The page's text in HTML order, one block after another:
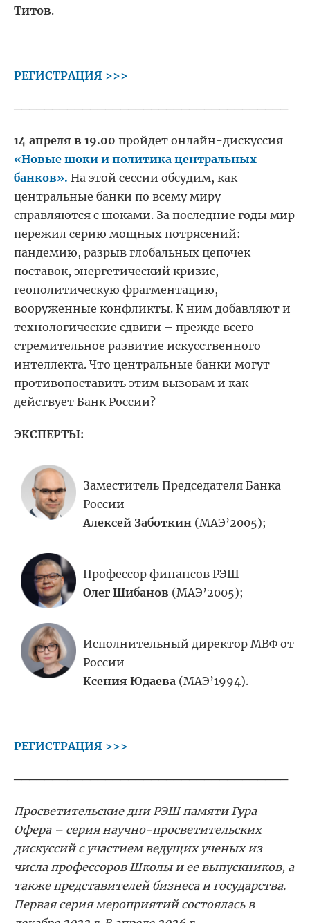
Титов.
РЕГИСТРАЦИЯ >>>
────────────────────────────────────
14 апреля в 19.00 пройдет онлайн-дискуссия
«Новые шоки и политика центральных
банков». На этой сессии обсудим, как
центральные банки по всему миру
справляются с шоками. За последние годы мир
пережил серию мощных потрясений:
пандемию, разрыв глобальных цепочек
поставок, энергетический кризис,
геополитическую фрагментацию,
вооруженные конфликты. К ним добавляют и
технологические сдвиги – прежде всего
стремительное развитие искусственного
интеллекта. Что центральные банки могут
противопоставить этим вызовам и как
действует Банк России?
ЭКСПЕРТЫ:
Заместитель Председателя Банка
России
Алексей Заботкин (МАЭ’2005);
Профессор финансов РЭШ
Олег Шибанов (МАЭ’2005);
Исполнительный директор МВФ от
России
Ксения Юдаева (МАЭ’1994).
РЕГИСТРАЦИЯ >>>
────────────────────────────────────
Просветительские дни РЭШ памяти Гура
Офера – серия научно-просветительских
дискуссий с участием ведущих ученых из
числа профессоров Школы и ее выпускников, а
также представителей бизнеса и государства.
Первая серия мероприятий состоялась в